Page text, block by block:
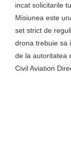
incat solicitarile
Misiunea este
set strict de
drona trebuie sa
de la autoritatea
Civil Aviation